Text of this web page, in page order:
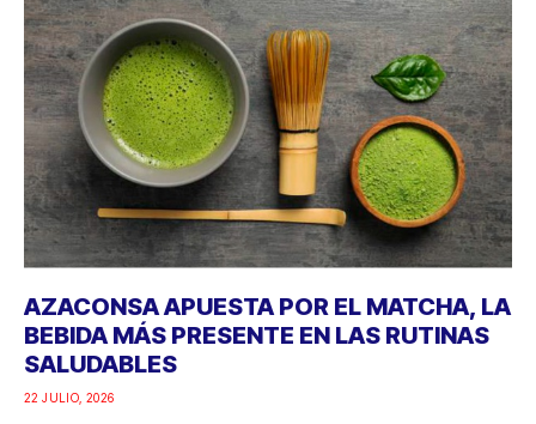
AZACONSA APUESTA POR EL MATCHA, LA
BEBIDA MÁS PRESENTE EN LAS RUTINAS
SALUDABLES
22 JULIO, 2026